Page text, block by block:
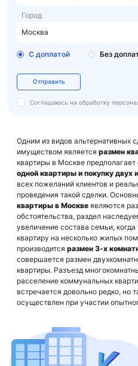
Город
Москва
C доплатой Без
Отправить
Соглашаюсь на обработку
Одним из видов альтернативных
имуществом является размен
квартиры в Москве предполагает
одной квартиры и покупку двух
всех пожеланий клиентов и
проведения такой сделки.
квартиры в Москве являются
обстоятельства, раздел
увеличение состава семьи,
квартиру на несколько жилых
производится размен 3-х
совершается размен
квартиры. Разъезд
расселение коммунальных
встречается довольно редко, но
осуществлен при участии